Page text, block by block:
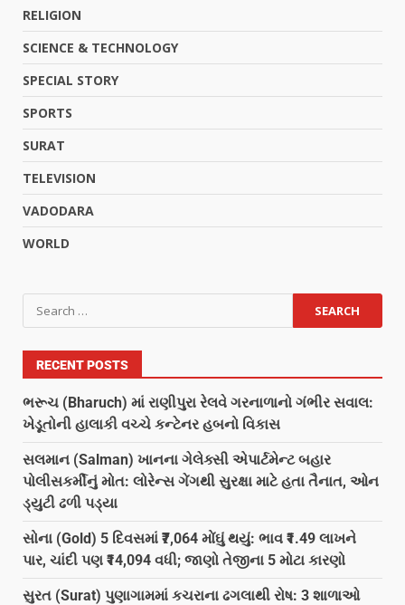
RELIGION
SCIENCE & TECHNOLOGY
SPECIAL STORY
SPORTS
SURAT
TELEVISION
VADODARA
WORLD
RECENT POSTS
ભરૂચ (Bharuch) માં રાણીપુરા રેલવે ગરનાળાનો ગંભીર સવાલ:
ખેડૂતોની હાલાકી વચ્ચે કન્ટેનર હબનો વિકાસ
સલમાન (Salman) ખાનના ગેલેક્સી એપાર્ટમેન્ટ બહાર
પોલીસકર્મીનું મોત: લોરેન્સ ગેંગથી સુરક્ષા માટે હતા તૈનાત, ઓન
ડ્યુટી ઢળી પડ્યા
સોના (Gold) 5 દિવસમાં ₹7,064 મોંઘું થયું: ભાવ ₹1.49 લાખને
પાર, ચાંદી પણ ₹14,094 વધી; જાણો તેજીના 5 મોટા કારણો
સુરત (Surat) પુણાગામમાં કચરાના ઢગલાથી રોષ: 3 શાળાઓ